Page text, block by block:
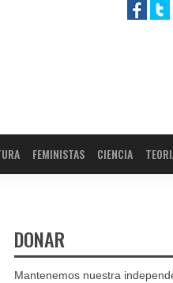
FEMINISTAS CIENCIA
DONAR
Mantenemos nuestra